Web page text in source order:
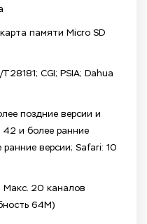
памяти Micro SD
CGI; PSIA; Dahua
поздние версии и
42 и более ранние
версии; Safari: 10
Макс. 20 каналов
64M)